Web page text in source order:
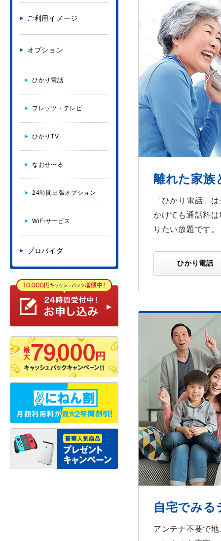
離れた家族
「ひかり電話」
かけても通話料
りたい放題です。
ひかり電話
自宅でみる
アンテナ不要で
ご利用イメージ
オプション
ひかり電話
フレッツ・テレビ
ひかりTV
なおせ〜る
24時間出張オプション
WiFiサービス
プロバイダ